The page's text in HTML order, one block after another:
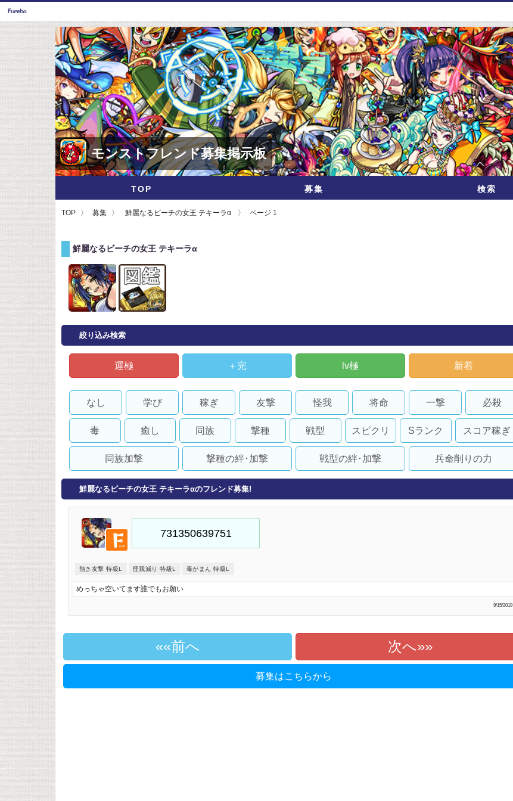
モンストフレンド募集掲示板
TOP 募集 検索
TOP 募集 鮮麗なるビーチの女王 テキーラα ページ 1
鮮麗なるビーチの女王 テキーラα
絞り込み検索
運極 ＋完 lv極 新着
なし 学び 稼ぎ 友撃 怪我 将命 一撃 必殺
毒 癒し 同族 撃種 戦型 スピクリ Sランク スコア稼ぎ
同族加撃 撃種の絆･加撃 戦型の絆･加撃 兵命削りの力
鮮麗なるビーチの女王 テキーラαのフレンド募集!
熱き友撃 特級L 怪我減り 特級L 毒がまん 特級L
めっちゃ空いてます誰でもお願い
9/15/2019
«前へ 次へ»
募集はこちらから